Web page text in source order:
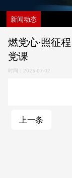
新闻动态
燃党心·照征
党课
时间：2025-07-02
上一条